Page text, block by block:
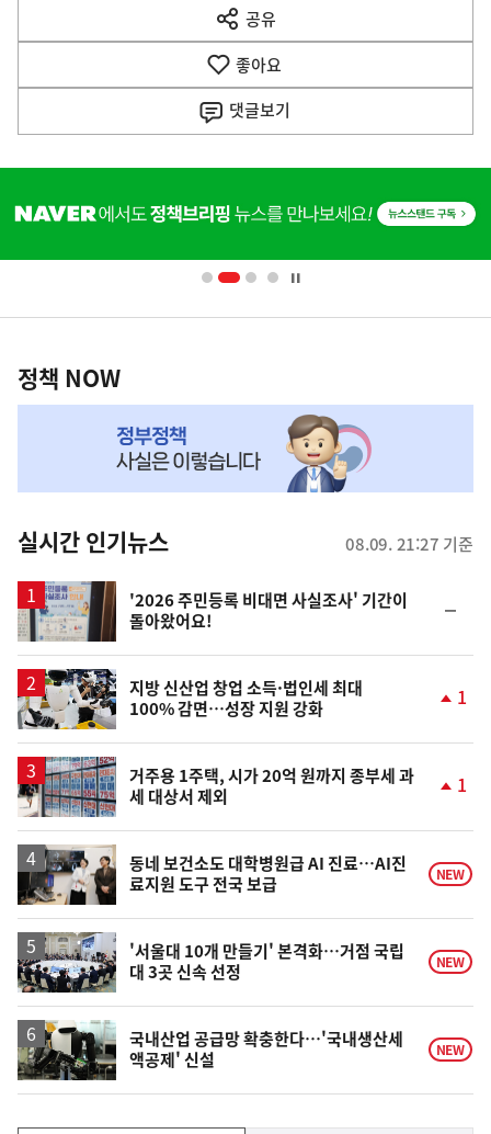
음
공유
열
기
좋아요
댓글보기
단
영
책
NOW,
뉴
스
정책 NOW
실시간 인기뉴스 08.09. 21:27 기준
'2026 주민등록 비대면 사실조사' 기간이
돌아왔어요!
일
지방 신산업 창업 소득·법인세 최대
100% 감면…성장 지원 강화
상
1
거주용 1주택, 시가 20억 원까지 종부세 과
세 대상서 제외
상
승
1
동네 보건소도 대학병원급 AI 진료…AI진
료지원 도구 전국 보급
NEW
'서울대 10개 만들기' 본격화…거점 국립
대 3곳 신속 선정
NEW
국내산업 공급망 확충한다…'국내생산세
액공제' 신설
NEW